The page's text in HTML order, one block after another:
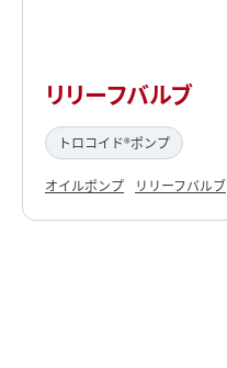
リリーフバルブ
トロコイド®ポンプ
オイルポンプ リリーフバルブ